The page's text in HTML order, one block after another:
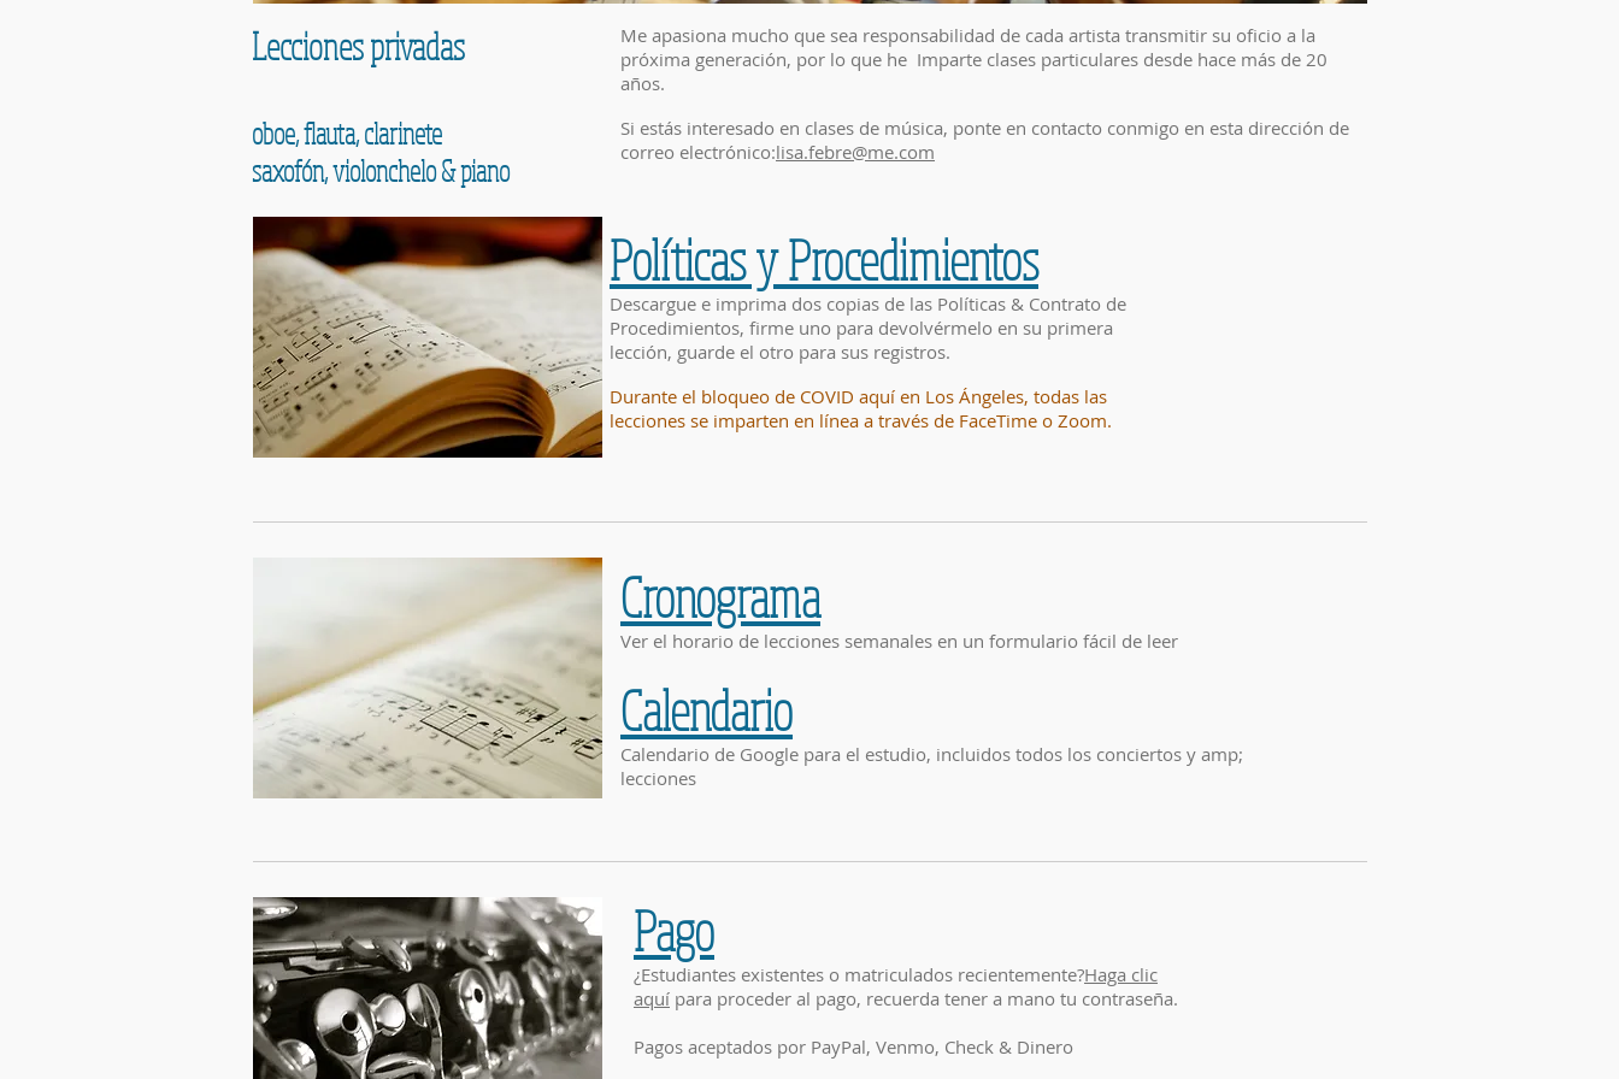
Lecciones privadas
oboe, flauta, clarinete
saxofón, violonchelo & piano
Me apasiona mucho que sea responsabilidad de cada artista transmitir su oficio a la
próxima generación, por lo que he Imparte clases particulares desde hace más de 20
años.
Si estás interesado en clases de música, ponte en contacto conmigo en esta dirección de
correo electrónico:lisa.febre@me.com
Políticas y Procedimientos
Descargue e imprima dos copias de las Políticas & Contrato de
Procedimientos, firme uno para devolvérmelo en su primera
lección, guarde el otro para sus registros.
Durante el bloqueo de COVID aquí en Los Ángeles, todas las
lecciones se imparten en línea a través de FaceTime o Zoom.
Cronograma
Ver el horario de lecciones semanales en un formulario fácil de leer
Calendario
Calendario de Google para el estudio, incluidos todos los conciertos y amp;
lecciones
Pago
¿Estudiantes existentes o matriculados recientemente?Haga clic
aquí para proceder al pago, recuerda tener a mano tu contraseña.
Pagos aceptados por PayPal, Venmo, Check & Dinero